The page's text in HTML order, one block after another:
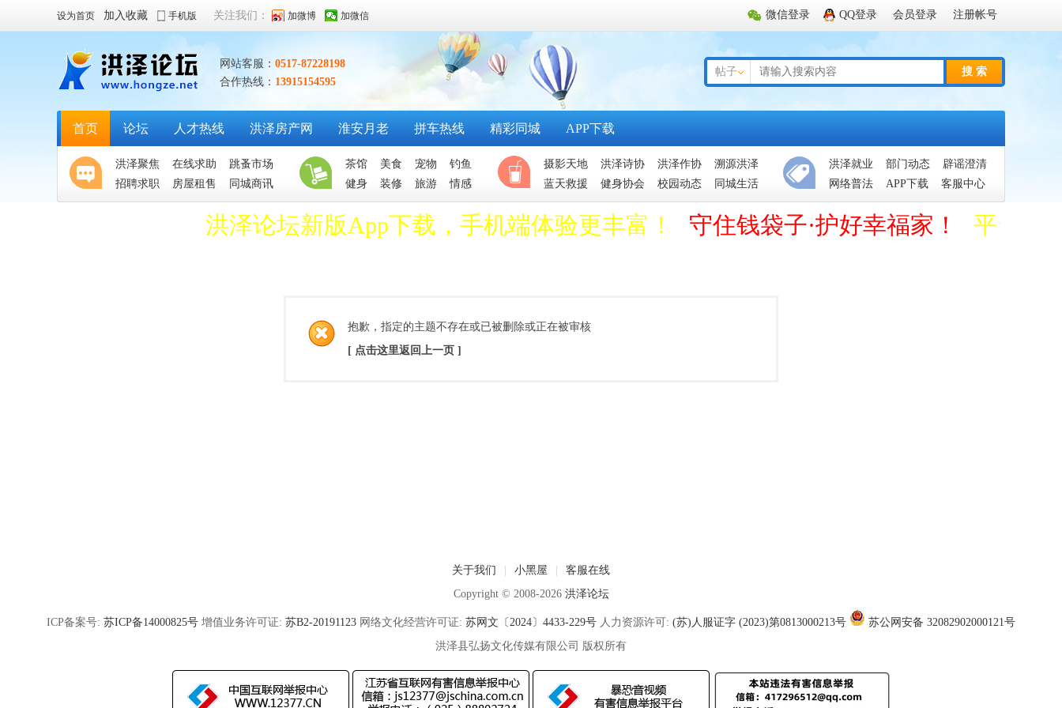
微信登录 QQ登录 会员登录 注册帐号
设为首页 加入收藏 手机版 关注我们： 加微博 加微信
网站客服： 0517-87228198
合作热线： 13915154595
帖子 搜 索
首页 论坛 人才热线 洪泽房产网 淮安月老 拼车热线 精彩同城 APP下载
洪泽聚焦 在线求助
跳蚤市场
招聘求职
房屋租售 同城商讯
茶馆 美食 宠物
钓鱼
健身
装修 旅游 情感
摄影天地 洪泽诗协 洪泽作协
溯源洪泽
蓝天救援
健身协会 校园动态 同城生活
洪泽就业 部门动态
辟谣澄清
网络普法
APP下载 客服中心
洪泽论坛新版App下载，手机端体验更丰富！ 守住钱袋子·护好幸福家！ 平台管
抱歉，指定的主题不存在或已被删除或正在被审核
[ 点击这里返回上一页 ]
关于我们 小黑屋
客服在线
Copyright © 2008-2026 洪泽论坛
ICP备案号: 苏ICP备14000825号 增值业务许可证: 苏B2-20191123 网络文化经营许可证: 苏网文〔2024〕4433-229号 人力资源许可: (苏)人服证字 (2023)第0813000213号
苏公网安备 32082902000121号
洪泽县弘扬文化传媒有限公司 版权所有